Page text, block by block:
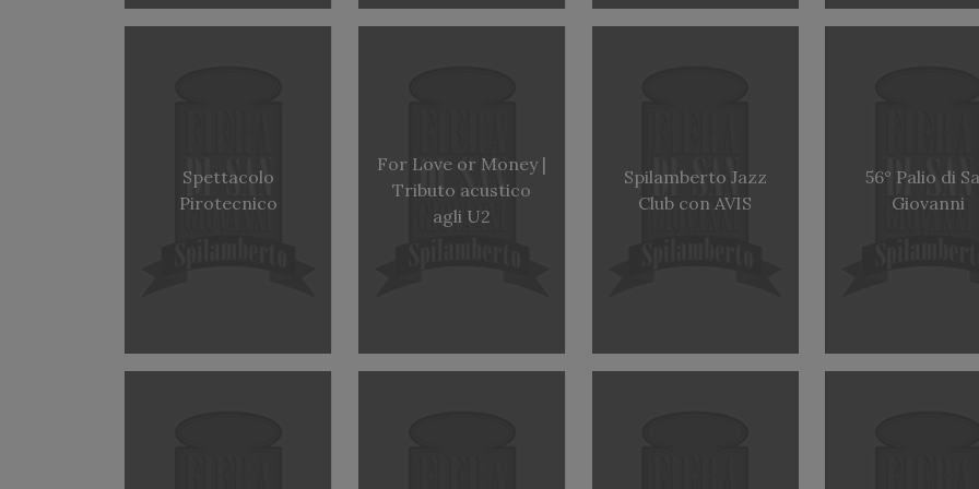
Spettacolo
Pirotecnico
For Love or Money |
Tributo acustico
agli U2
Spilamberto Jazz
Club con AVIS
56° Palio di
Giovanni